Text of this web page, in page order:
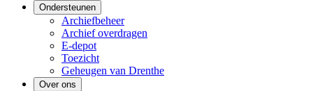
Ondersteunen
Archiefbeheer
Archief overdragen
E-depot
Toezicht
Geheugen van Drenthe
Over ons